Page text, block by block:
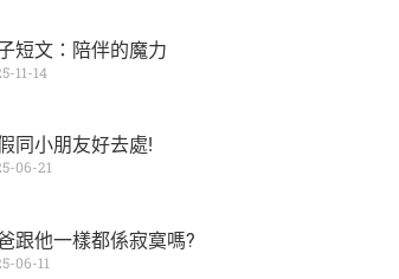
短文：陪伴的魔力
11-14
同小朋友好去處!
06-21
跟他一樣都係寂寞嗎?
06-11